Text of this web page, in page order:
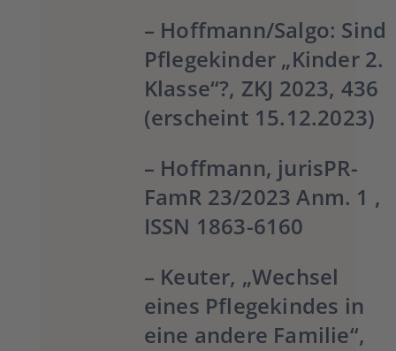
– Hoffmann/Salgo: Sind
Pflegekinder „Kinder 2.
Klasse“?, ZKJ 2023, 436
(erscheint 15.12.2023)
– Hoffmann, jurisPR-
FamR 23/2023 Anm. 1 ,
ISSN 1863-6160
– Keuter, „Wechsel
eines Pflegekindes in
eine andere Familie“,